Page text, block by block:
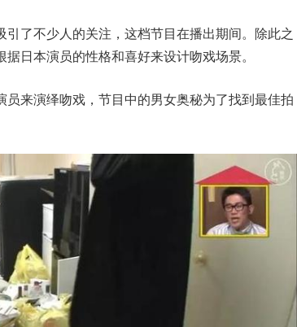
了不少人的关注，这档节目在播出期间。除此之
日本演员的性格和喜好来设计吻戏场景。
来演绎吻戏，节目中的男女奥秘为了找到最佳拍